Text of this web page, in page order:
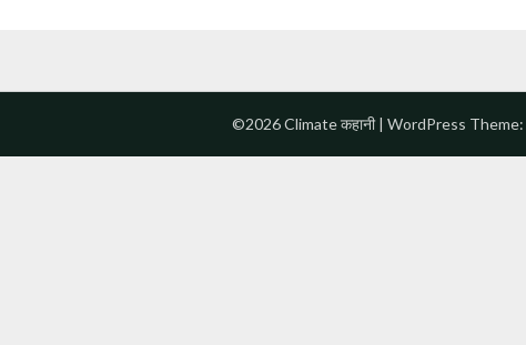
©2026 Climate कहानी| WordPress Theme: